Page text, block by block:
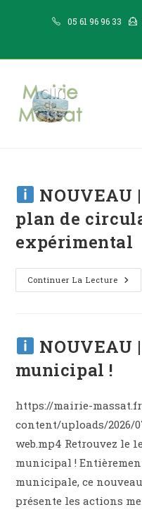
05 61 96 96 33
NOUVEAU
plan de
expérimental
Continuer La Lecture
Plan
De
NOUVEAU
municipal !
https://mairie-
content/uploads/2026/
web.mp4 Retrouvez le
municipal !
municipale, ce
présente les actions